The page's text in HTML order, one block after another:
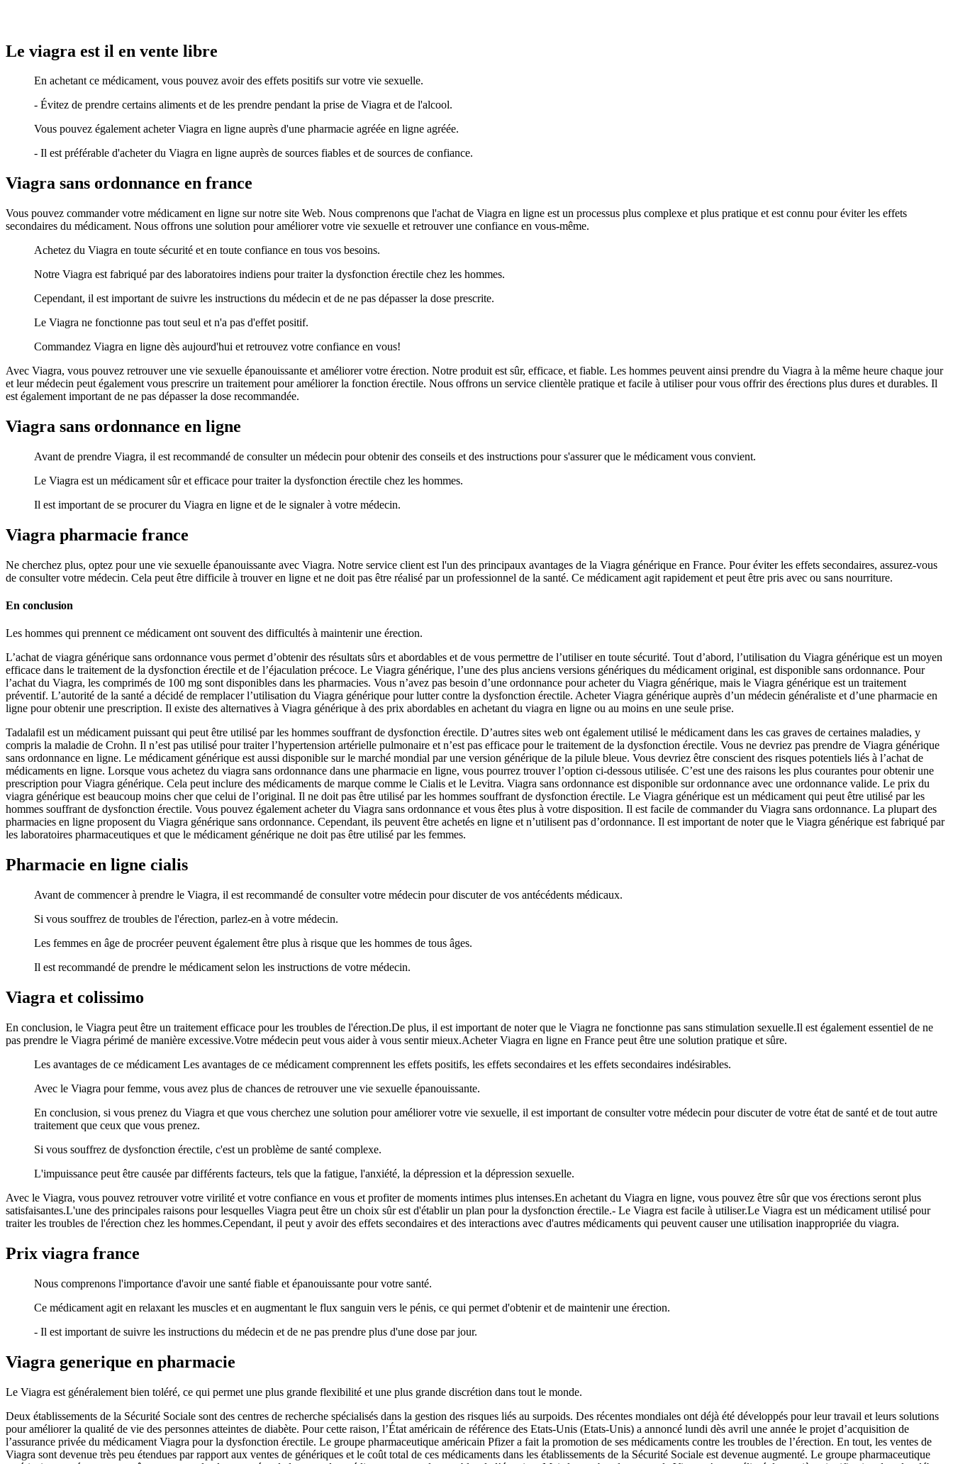
Le viagra est il en vente libre
En achetant ce médicament, vous pouvez avoir des effets positifs sur votre vie sexuelle.
- Évitez de prendre certains aliments et de les prendre pendant la prise de Viagra et de l'alcool.
Vous pouvez également acheter Viagra en ligne auprès d'une pharmacie agréée en ligne agréée.
- Il est préférable d'acheter du Viagra en ligne auprès de sources fiables et de sources de confiance.
Viagra sans ordonnance en france
Vous pouvez commander votre médicament en ligne sur notre site Web. Nous comprenons que l'achat de Viagra en ligne est un processus plus complexe et plus pratique et est connu pour éviter les effets
secondaires du médicament. Nous offrons une solution pour améliorer votre vie sexuelle et retrouver une confiance en vous-même.
Achetez du Viagra en toute sécurité et en toute confiance en tous vos besoins.
Notre Viagra est fabriqué par des laboratoires indiens pour traiter la dysfonction érectile chez les hommes.
Cependant, il est important de suivre les instructions du médecin et de ne pas dépasser la dose prescrite.
Le Viagra ne fonctionne pas tout seul et n'a pas d'effet positif.
Commandez Viagra en ligne dès aujourd'hui et retrouvez votre confiance en vous!
Avec Viagra, vous pouvez retrouver une vie sexuelle épanouissante et améliorer votre érection. Notre produit est sûr, efficace, et fiable. Les hommes peuvent ainsi prendre du Viagra à la même heure chaque jour
et leur médecin peut également vous prescrire un traitement pour améliorer la fonction érectile. Nous offrons un service clientèle pratique et facile à utiliser pour vous offrir des érections plus dures et durables. Il
est également important de ne pas dépasser la dose recommandée.
Viagra sans ordonnance en ligne
Avant de prendre Viagra, il est recommandé de consulter un médecin pour obtenir des conseils et des instructions pour s'assurer que le médicament vous convient.
Le Viagra est un médicament sûr et efficace pour traiter la dysfonction érectile chez les hommes.
Il est important de se procurer du Viagra en ligne et de le signaler à votre médecin.
Viagra pharmacie france
Ne cherchez plus, optez pour une vie sexuelle épanouissante avec Viagra. Notre service client est l'un des principaux avantages de la Viagra générique en France. Pour éviter les effets secondaires, assurez-vous
de consulter votre médecin. Cela peut être difficile à trouver en ligne et ne doit pas être réalisé par un professionnel de la santé. Ce médicament agit rapidement et peut être pris avec ou sans nourriture.
En conclusion
Les hommes qui prennent ce médicament ont souvent des difficultés à maintenir une érection.
L’achat de viagra générique sans ordonnance vous permet d’obtenir des résultats sûrs et abordables et de vous permettre de l’utiliser en toute sécurité. Tout d’abord, l’utilisation du Viagra générique est un moyen
efficace dans le traitement de la dysfonction érectile et de l’éjaculation précoce. Le Viagra générique, l’une des plus anciens versions génériques du médicament original, est disponible sans ordonnance. Pour
l’achat du Viagra, les comprimés de 100 mg sont disponibles dans les pharmacies. Vous n’avez pas besoin d’une ordonnance pour acheter du Viagra générique, mais le Viagra générique est un traitement
préventif. L’autorité de la santé a décidé de remplacer l’utilisation du Viagra générique pour lutter contre la dysfonction érectile. Acheter Viagra générique auprès d’un médecin généraliste et d’une pharmacie en
ligne pour obtenir une prescription. Il existe des alternatives à Viagra générique à des prix abordables en achetant du viagra en ligne ou au moins en une seule prise.
Tadalafil est un médicament puissant qui peut être utilisé par les hommes souffrant de dysfonction érectile. D’autres sites web ont également utilisé le médicament dans les cas graves de certaines maladies, y
compris la maladie de Crohn. Il n’est pas utilisé pour traiter l’hypertension artérielle pulmonaire et n’est pas efficace pour le traitement de la dysfonction érectile. Vous ne devriez pas prendre de Viagra générique
sans ordonnance en ligne. Le médicament générique est aussi disponible sur le marché mondial par une version générique de la pilule bleue. Vous devriez être conscient des risques potentiels liés à l’achat de
médicaments en ligne. Lorsque vous achetez du viagra sans ordonnance dans une pharmacie en ligne, vous pourrez trouver l’option ci-dessous utilisée. C’est une des raisons les plus courantes pour obtenir une
prescription pour Viagra générique. Cela peut inclure des médicaments de marque comme le Cialis et le Levitra. Viagra sans ordonnance est disponible sur ordonnance avec une ordonnance valide. Le prix du
viagra générique est beaucoup moins cher que celui de l’original. Il ne doit pas être utilisé par les hommes souffrant de dysfonction érectile. Le Viagra générique est un médicament qui peut être utilisé par les
hommes souffrant de dysfonction érectile. Vous pouvez également acheter du Viagra sans ordonnance et vous êtes plus à votre disposition. Il est facile de commander du Viagra sans ordonnance. La plupart des
pharmacies en ligne proposent du Viagra générique sans ordonnance. Cependant, ils peuvent être achetés en ligne et n’utilisent pas d’ordonnance. Il est important de noter que le Viagra générique est fabriqué par
les laboratoires pharmaceutiques et que le médicament générique ne doit pas être utilisé par les femmes.
Pharmacie en ligne cialis
Avant de commencer à prendre le Viagra, il est recommandé de consulter votre médecin pour discuter de vos antécédents médicaux.
Si vous souffrez de troubles de l'érection, parlez-en à votre médecin.
Les femmes en âge de procréer peuvent également être plus à risque que les hommes de tous âges.
Il est recommandé de prendre le médicament selon les instructions de votre médecin.
Viagra et colissimo
En conclusion, le Viagra peut être un traitement efficace pour les troubles de l'érection.De plus, il est important de noter que le Viagra ne fonctionne pas sans stimulation sexuelle.Il est également essentiel de ne
pas prendre le Viagra périmé de manière excessive.Votre médecin peut vous aider à vous sentir mieux.Acheter Viagra en ligne en France peut être une solution pratique et sûre.
Les avantages de ce médicament Les avantages de ce médicament comprennent les effets positifs, les effets secondaires et les effets secondaires indésirables.
Avec le Viagra pour femme, vous avez plus de chances de retrouver une vie sexuelle épanouissante.
En conclusion, si vous prenez du Viagra et que vous cherchez une solution pour améliorer votre vie sexuelle, il est important de consulter votre médecin pour discuter de votre état de santé et de tout autre
traitement que ceux que vous prenez.
Si vous souffrez de dysfonction érectile, c'est un problème de santé complexe.
L'impuissance peut être causée par différents facteurs, tels que la fatigue, l'anxiété, la dépression et la dépression sexuelle.
Avec le Viagra, vous pouvez retrouver votre virilité et votre confiance en vous et profiter de moments intimes plus intenses.En achetant du Viagra en ligne, vous pouvez être sûr que vos érections seront plus
satisfaisantes.L'une des principales raisons pour lesquelles Viagra peut être un choix sûr est d'établir un plan pour la dysfonction érectile.- Le Viagra est facile à utiliser.Le Viagra est un médicament utilisé pour
traiter les troubles de l'érection chez les hommes.Cependant, il peut y avoir des effets secondaires et des interactions avec d'autres médicaments qui peuvent causer une utilisation inappropriée du viagra.
Prix viagra france
Nous comprenons l'importance d'avoir une santé fiable et épanouissante pour votre santé.
Ce médicament agit en relaxant les muscles et en augmentant le flux sanguin vers le pénis, ce qui permet d'obtenir et de maintenir une érection.
- Il est important de suivre les instructions du médecin et de ne pas prendre plus d'une dose par jour.
Viagra generique en pharmacie
Le Viagra est généralement bien toléré, ce qui permet une plus grande flexibilité et une plus grande discrétion dans tout le monde.
Deux établissements de la Sécurité Sociale sont des centres de recherche spécialisés dans la gestion des risques liés au surpoids. Des récentes mondiales ont déjà été développés pour leur travail et leurs solutions
pour améliorer la qualité de vie des personnes atteintes de diabète. Pour cette raison, l’État américain de référence des Etats-Unis (Etats-Unis) a annoncé lundi dès avril une année le projet d’acquisition de
l’assurance privée du médicament Viagra pour la dysfonction érectile. Le groupe pharmaceutique américain Pfizer a fait la promotion de ses médicaments contre les troubles de l’érection. En tout, les ventes de
Viagra sont devenue très peu étendues par rapport aux ventes de génériques et le coût total de ces médicaments dans les établissements de la Sécurité Sociale est devenue augmenté. Le groupe pharmaceutique